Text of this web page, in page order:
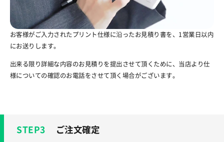
お客様がご入力されたプリント仕様に沿ったお見積り書を、1営業日以内
にお送りします。
出来る限り詳細な内容のお見積りを提出させて頂くために、当店より仕
様についての確認のお電話をさせて頂く場合がございます。
ご注文確定